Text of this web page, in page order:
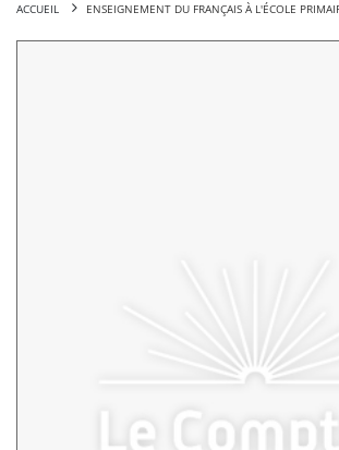
ACCUEIL ENSEIGNEMENT DU FRANÇAIS À L'ÉCOLE